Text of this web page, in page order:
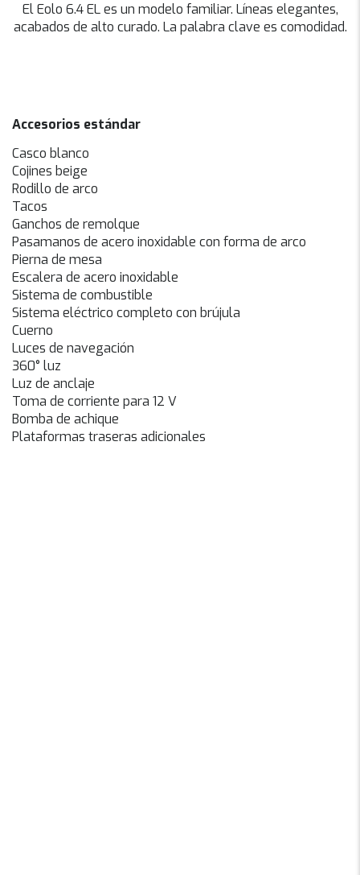
El Eolo 6.4 EL es un modelo familiar. Líneas elegantes,
acabados de alto curado. La palabra clave es comodidad.
Accesorios estándar
Casco blanco
Cojines beige
Rodillo de arco
Tacos
Ganchos de remolque
Pasamanos de acero inoxidable con forma de arco
Pierna de mesa
Escalera de acero inoxidable
Sistema de combustible
Sistema eléctrico completo con brújula
Cuerno
Luces de navegación
360° luz
Luz de anclaje
Toma de corriente para 12 V
Bomba de achique
Plataformas traseras adicionales